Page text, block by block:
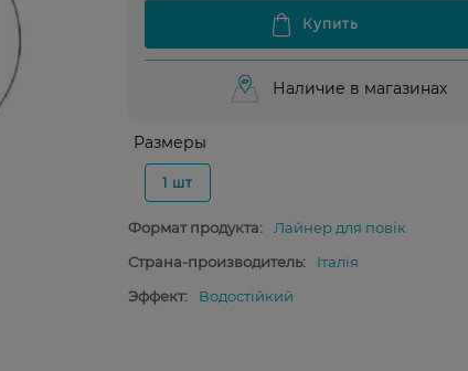
Наличие в магазинах
Размеры
1 шт
Формат продукта:
Лайнер для повік
Страна-производитель:
Італія
Эффект:
Водостійкий